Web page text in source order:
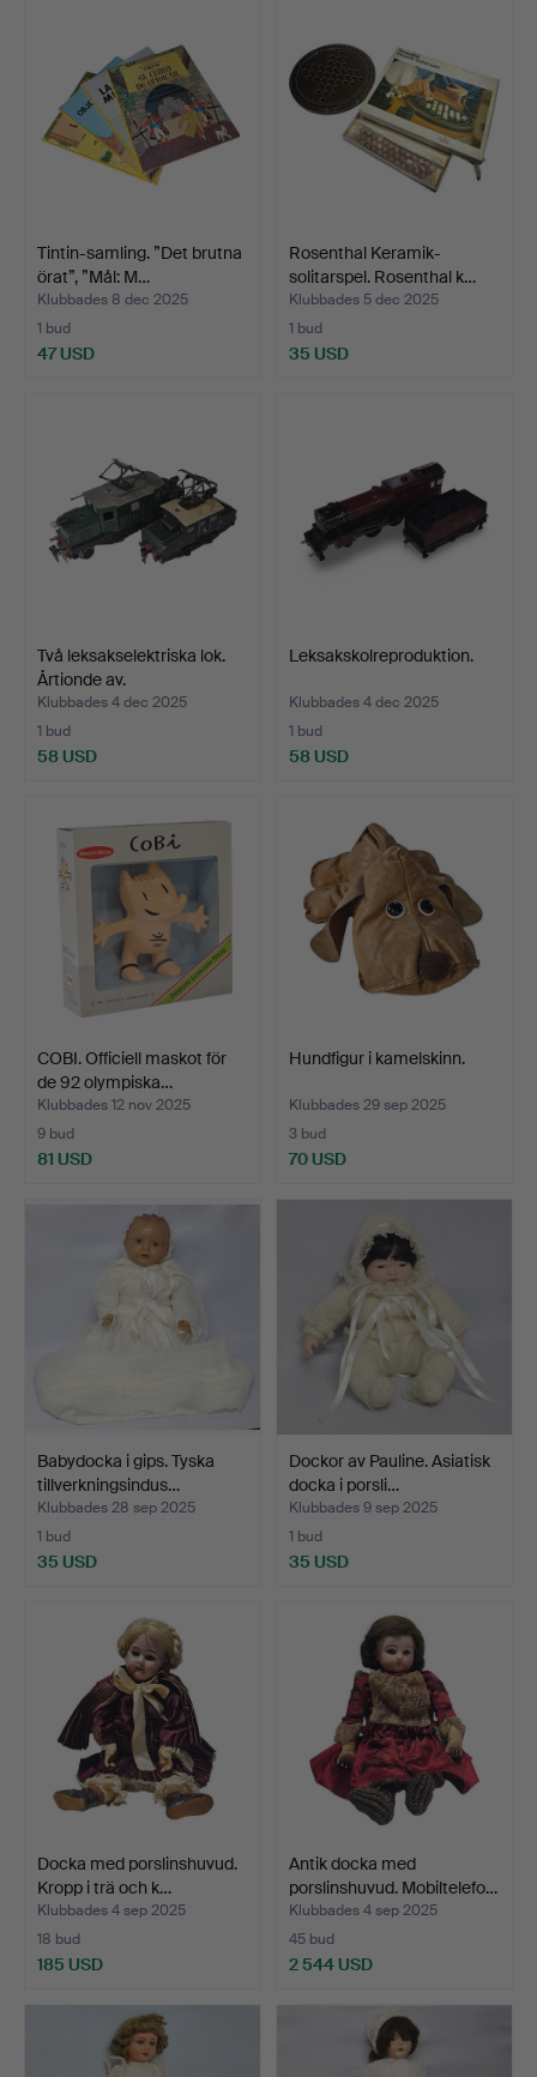
Tintin-samling. ”Det brutna
örat”, ”Mål: M…
Klubbades 8 dec 2025
1 bud
47 USD
Rosenthal Keramik-
solitarspel. Rosenthal k…
Klubbades 5 dec 2025
1 bud
35 USD
Två leksakselektriska lok.
Årtionde av.
Klubbades 4 dec 2025
1 bud
58 USD
Leksakskolreproduktion.
Klubbades 4 dec 2025
1 bud
58 USD
COBI. Officiell maskot för
de 92 olympiska…
Klubbades 12 nov 2025
9 bud
81 USD
Hundfigur i kamelskinn.
Klubbades 29 sep 2025
3 bud
70 USD
Babydocka i gips. Tyska
tillverkningsindus…
Klubbades 28 sep 2025
1 bud
35 USD
Dockor av Pauline. Asiatisk
docka i porsli…
Klubbades 9 sep 2025
1 bud
35 USD
Docka med porslinshuvud.
Kropp i trä och k…
Klubbades 4 sep 2025
18 bud
185 USD
Antik docka med
porslinshuvud. Mobiltelefo…
Klubbades 4 sep 2025
45 bud
2 544 USD